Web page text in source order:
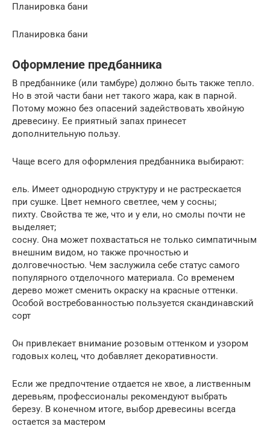
Планировка бани
Планировка бани
Оформление предбанника
В предбаннике (или тамбуре) должно быть также тепло.
Но в этой части бани нет такого жара, как в парной.
Потому можно без опасений задействовать хвойную
древесину. Ее приятный запах принесет
дополнительную пользу.
Чаще всего для оформления предбанника выбирают:
ель. Имеет однородную структуру и не растрескается
при сушке. Цвет немного светлее, чем у сосны;
пихту. Свойства те же, что и у ели, но смолы почти не
выделяет;
сосну. Она может похвастаться не только симпатичным
внешним видом, но также прочностью и
долговечностью. Чем заслужила себе статус самого
популярного отделочного материала. Со временем
дерево может сменить окраску на красные оттенки.
Особой востребованностью пользуется скандинавский
сорт
Он привлекает внимание розовым оттенком и узором
годовых колец, что добавляет декоративности.
Если же предпочтение отдается не хвое, а лиственным
деревьям, профессионалы рекомендуют выбрать
березу. В конечном итоге, выбор древесины всегда
остается за мастером